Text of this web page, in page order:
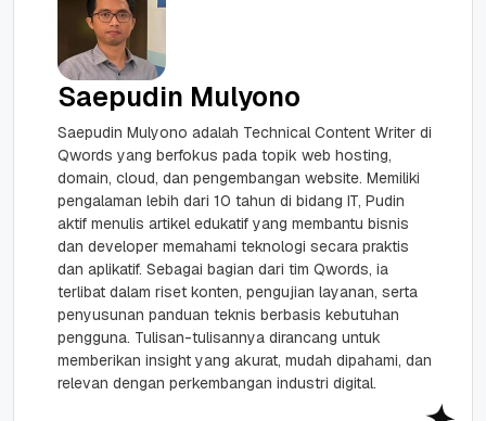
Saepudin Mulyono
Saepudin Mulyono adalah Technical Content Writer di
Qwords yang berfokus pada topik web hosting,
domain, cloud, dan pengembangan website. Memiliki
pengalaman lebih dari 10 tahun di bidang IT, Pudin
aktif menulis artikel edukatif yang membantu bisnis
dan developer memahami teknologi secara praktis
dan aplikatif. Sebagai bagian dari tim Qwords, ia
terlibat dalam riset konten, pengujian layanan, serta
penyusunan panduan teknis berbasis kebutuhan
pengguna. Tulisan-tulisannya dirancang untuk
memberikan insight yang akurat, mudah dipahami, dan
relevan dengan perkembangan industri digital.